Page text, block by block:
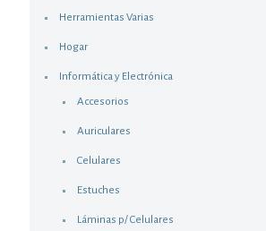
Herramientas Varias
Hogar
Informática y Electrónica
Accesorios
Auriculares
Celulares
Estuches
Láminas p/ Celulares